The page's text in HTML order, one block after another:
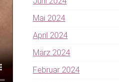
Mai 2024
April 2024
März 2024
Februar 2024